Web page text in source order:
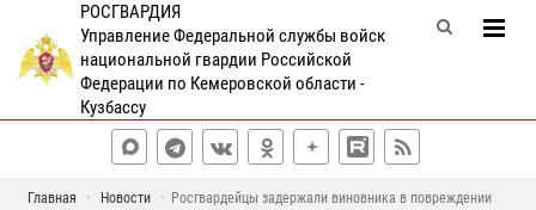
РОСГВАРДИЯ
Управление Федеральной службы войск
национальной гвардии Российской
Федерации по Кемеровской области -
Кузбассу
Главная Новости
Росгвардейцы задержали виновника в повреждении